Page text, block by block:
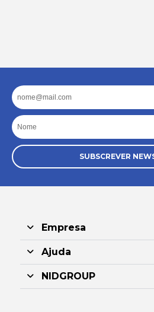
Email
Nome
SUBSCREVER
Empresa
Ajuda
NIDGROUP